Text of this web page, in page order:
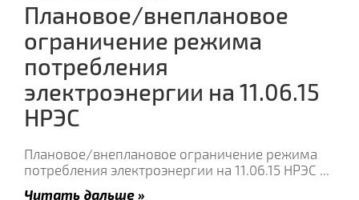
Плановое/внеплановое
ограничение режима
потребления
электроэнергии на 11.06.15
НРЭС
Плановое/внеплановое ограничение режима
потребления электроэнергии на 11.06.15 НРЭС ...
Читать дальше »